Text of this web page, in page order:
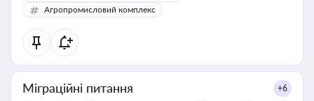
Агропромисловий комплекс
Міграційні питання +6